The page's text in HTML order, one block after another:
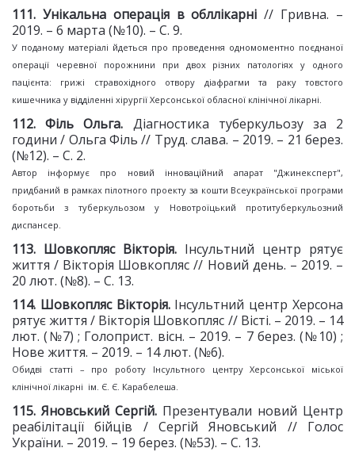
111. Унікальна операція в обллікарні // Гривна. –
2019. – 6 марта (№10). – С. 9.
У поданому матеріалі йдеться про проведення одномоментно поєднаної
операції черевної порожнини при двох різних патологіях у одного
пацієнта: грижі стравохідного отвору діафрагми та раку товстого
кишечника у відділенні хірургії Херсонської обласної клінічної лікарні.
112. Філь Ольга. Діагностика туберкульозу за 2
години / Ольга Філь // Труд. слава. – 2019. – 21 берез.
(№12). – С. 2.
Автор інформує про новий інноваційний апарат "Джинексперт",
придбаний в рамках пілотного проекту за кошти Всеукраїнської програми
боротьби з туберкульозом у Новотроїцький протитуберкульозний
диспансер.
113. Шовкопляс Вікторія. Інсультний центр рятує
життя / Вікторія Шовкопляс // Новий день. – 2019. –
20 лют. (№8). – С. 13.
114. Шовкопляс Вікторія. Інсультний центр Херсона
рятує життя / Вікторія Шовкопляс // Вісті. – 2019. – 14
лют. (№7) ; Голоприст. вісн. – 2019. – 7 берез. (№10) ;
Нове життя. – 2019. – 14 лют. (№6).
Обидві статті – про роботу Інсультного центру Херсонської міської
клінічної лікарні ім. Є. Є. Карабелеша.
115. Яновський Сергій. Презентували новий Центр
реабілітації бійців / Сергій Яновський // Голос
України. – 2019. – 19 берез. (№53). – С. 13.